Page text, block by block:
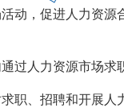
动，促进人力资源
过人力资源市场求
职、招聘和开展人